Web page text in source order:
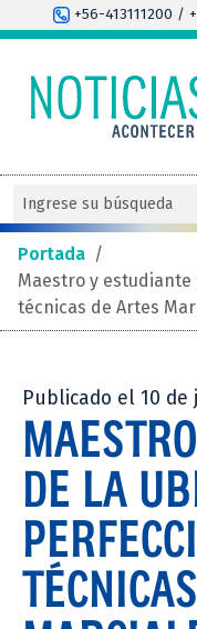
+56-413111200 /
Portada /
Maestro y estudiante
técnicas de Artes
Publicado el 10 de
DE LA